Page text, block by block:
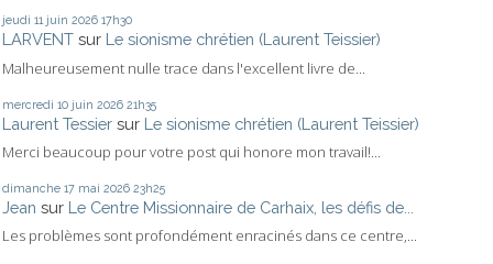
jeudi 11 juin 2026 17h30
LARVENT sur Le sionisme chrétien (Laurent Teissier)
Malheureusement nulle trace dans l'excellent livre de...
mercredi 10 juin 2026 21h35
Laurent Tessier sur Le sionisme chrétien (Laurent Teissier)
Merci beaucoup pour votre post qui honore mon travail!...
dimanche 17 mai 2026 23h25
Jean sur Le Centre Missionnaire de Carhaix, les défis de...
Les problèmes sont profondément enracinés dans ce centre,...